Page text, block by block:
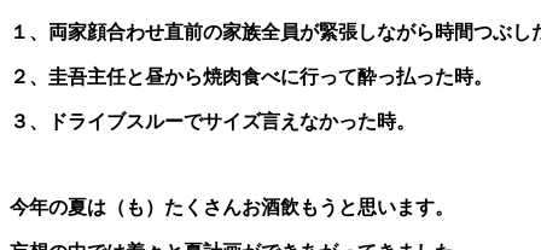
１、両家顔合わせ直前の家族全員が緊張しながら時間つぶし
２、圭吾主任と昼から焼肉食べに行って酔っ払った時。
３、ドライブスルーでサイズ言えなかった時。
今年の夏は（も）たくさんお酒飲もうと思います。